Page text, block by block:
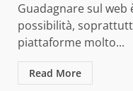
Guadagnare sul
possibilità,
piattaforme molto...
Read More